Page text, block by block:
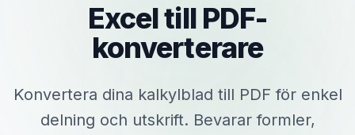
Excel till PDF-
konverterare
Konvertera dina kalkylblad till PDF för enkel
delning och utskrift. Bevarar formler,